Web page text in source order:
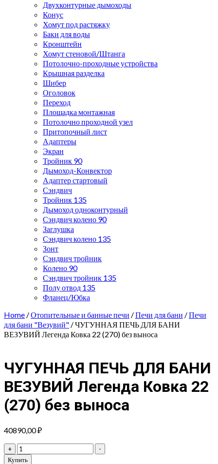
Двухконтурные дымоходы
Конус
Хомут под растяжку
Баки для воды
Кронштейн
Хомут стеновой/Штанга
Потолочно-проходные устройства
Крышная разделка
Шибер
Оголовок
Переход
Площадка монтажная
Потолочно проходной узел
Притопочный лист
Адаптеры
Экран
Тройник 90
Дымоход-Конвектор
Адаптер стартовый
Сэндвич
Тройник 135
Дымоход одноконтурный
Сэндвич колено 90
Заглушка
Сэндвич колено 135
Зонт
Сэндвич тройник
Колено 90
Сэндвич тройник 135
Полу отвод 135
Фланец/Юбка
Home /Отопительные и банные печи /Печи для бани /Печи
для бани "Везувий" / ЧУГУННАЯ ПЕЧЬ ДЛЯ БАНИ
ВЕЗУВИЙ Легенда Ковка 22 (270) без выноса
ЧУГУННАЯ ПЕЧЬ ДЛЯ БАНИ
ВЕЗУВИЙ Легенда Ковка 22
(270) без выноса
40890,00₽
+
ЧУГУННАЯ
ПЕЧЬ
-
Купить